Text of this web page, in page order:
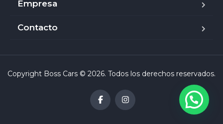
Empresa
Contacto
Copyright Boss Cars © 2026. Todos los derechos reservados.